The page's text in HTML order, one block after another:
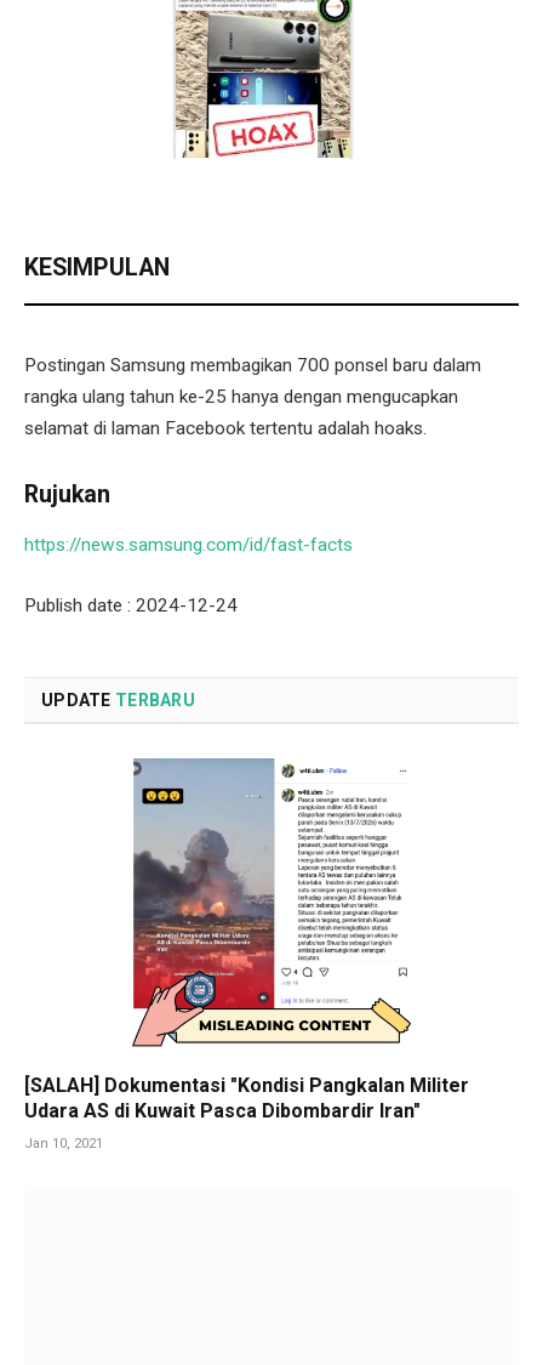
KESIMPULAN
Postingan Samsung membagikan 700 ponsel baru dalam
rangka ulang tahun ke-25 hanya dengan mengucapkan
selamat di laman Facebook tertentu adalah hoaks.
Rujukan
https://news.samsung.com/id/fast-facts
Publish date : 2024-12-24
UPDATE TERBARU
[SALAH] Dokumentasi "Kondisi Pangkalan Militer
Udara AS di Kuwait Pasca Dibombardir Iran"
Jan 10, 2021